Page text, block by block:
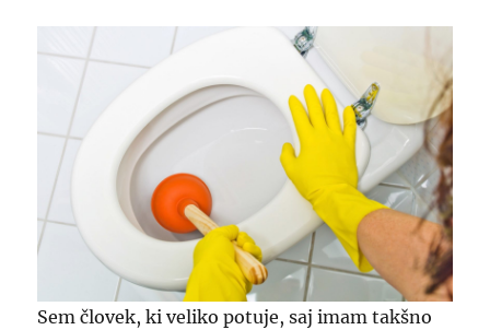
Sem človek, ki veliko potuje, saj imam takšno